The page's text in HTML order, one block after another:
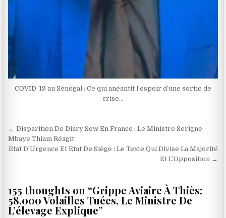
COVID-19 au Sénégal : Ce qui anéantit l’espoir d’une sortie de
crise…
Navigation
de
l’article
← Disparition De Diary Sow En France : Le Ministre Serigne
Mbaye Thiam Réagit
Etat D’Urgence Et Etat De Siège : Le Texte Qui Divise La Majorité
Et L’Opposition →
155 thoughts on “Grippe Aviaire À Thiès:
58.000 Volailles Tuées, Le Ministre De
L’élevage Explique”